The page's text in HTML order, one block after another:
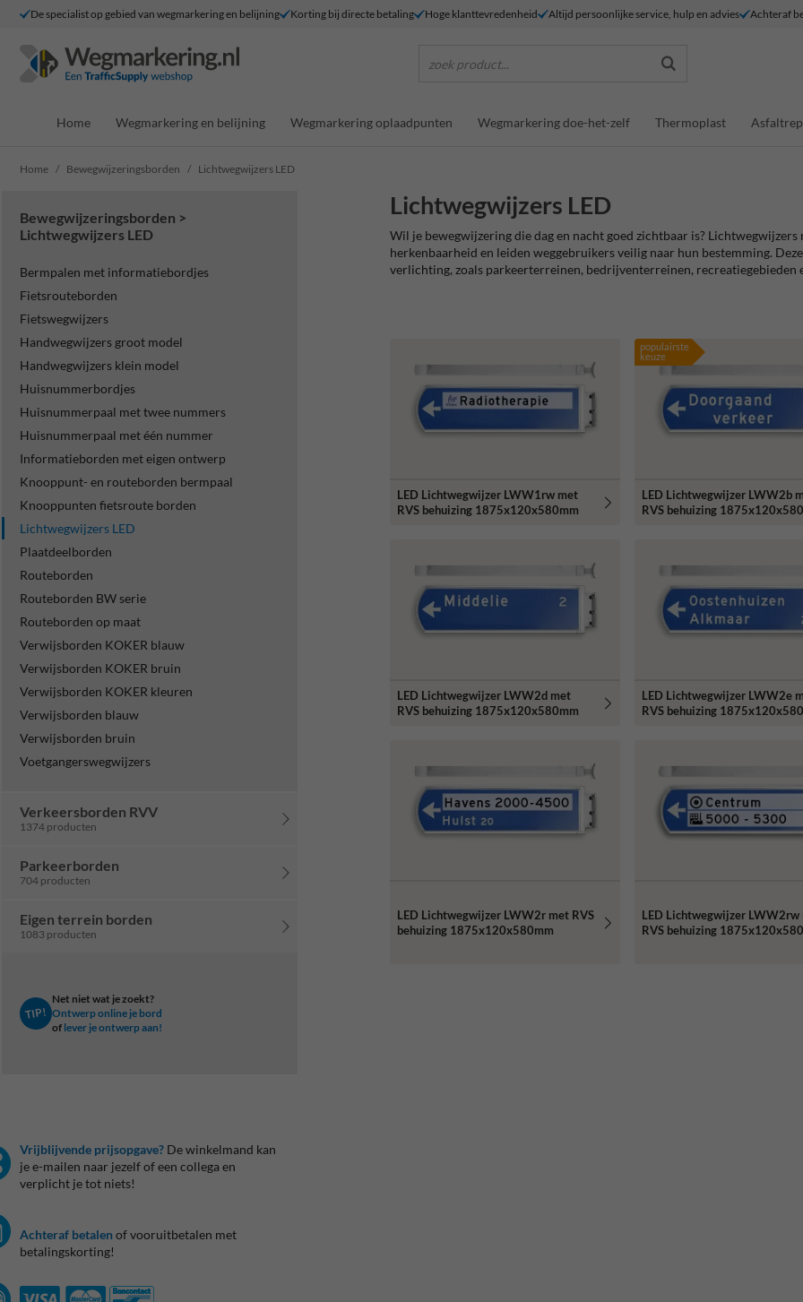
De specialist op gebied van wegmarkering en belijning Korting bij directe betaling Hoge klanttevredenheid Altijd persoonlijke service, hulp en advies Achteraf
zoek product...
Home Wegmarkering en belijning Wegmarkering oplaadpunten Wegmarkering doe-het-zelf Thermoplast
Home Bewegwijzeringsborden Lichtwegwijzers LED
Bewegwijzeringsborden >
Lichtwegwijzers LED
Bermpalen met informatiebordjes
Fietsrouteborden
Fietswegwijzers
Handwegwijzers groot model
Handwegwijzers klein model
Huisnummerbordjes
Huisnummerpaal met twee nummers
Huisnummerpaal met één nummer
Informatieborden met eigen ontwerp
Knooppunt- en routeborden bermpaal
Knooppunten fietsroute borden
Lichtwegwijzers LED
Plaatdeelborden
Routeborden
Routeborden BW serie
Routeborden op maat
Verwijsborden KOKER blauw
Verwijsborden KOKER bruin
Verwijsborden KOKER kleuren
Verwijsborden blauw
Verwijsborden bruin
Voetgangerswegwijzers
Verkeersborden RVV
1374 producten
Parkeerborden
704 producten
Eigen terrein borden
1083 producten
TIP!
Net niet wat je zoekt?
Ontwerp online je bord
of lever je ontwerp aan!
Vrijblijvende prijsopgave? De winkelmand kan
je e-mailen naar jezelf of een collega en
verplicht je tot niets!
Achteraf betalen of vooruitbetalen met
betalingskorting!
Lichtwegwijzers LED
Wil je bewegwijzering die dag en nacht goed zichtbaar is?
herkenbaarheid en leiden weggebruikers veilig naar hun bestemming.
verlichting, zoals parkeerterreinen, bedrijventerreinen, recreatiegebieden
LED Lichtwegwijzer LWW1rw met
RVS behuizing 1875x120x580mm
populairste
keuze
LED Lichtwegwijzer LWW2b
RVS behuizing
LED Lichtwegwijzer LWW2d met
RVS behuizing 1875x120x580mm
LED Lichtwegwijzer LWW2e
RVS behuizing
LED Lichtwegwijzer LWW2r met RVS
behuizing 1875x120x580mm
LED Lichtwegwijzer LWW2rw
RVS behuizing